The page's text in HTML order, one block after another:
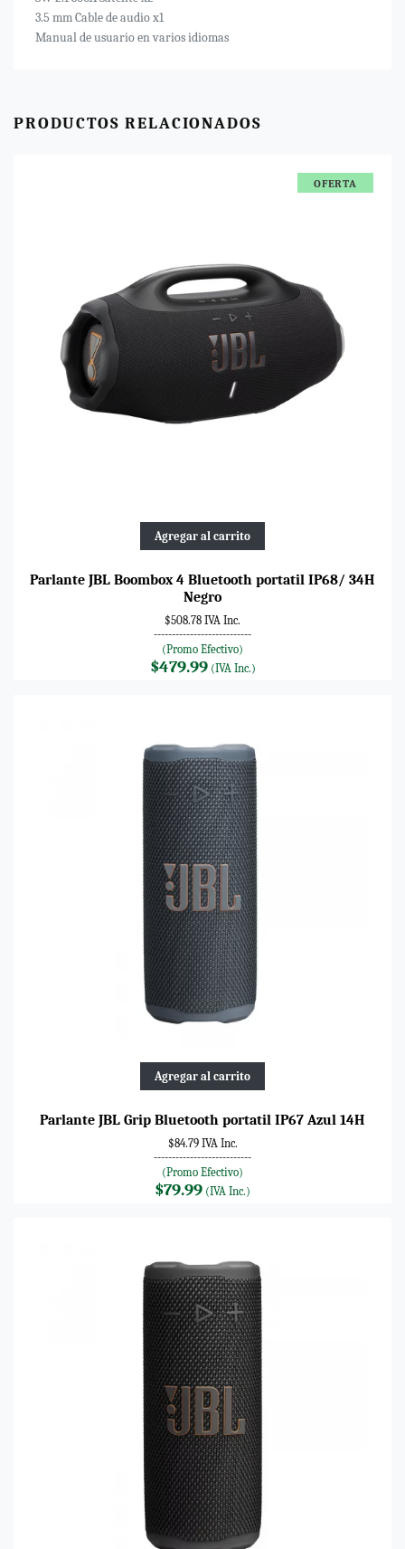
3.5 mm Cable de audio x1
Manual de usuario en varios idiomas
PRODUCTOS RELACIONADOS
OFERTA
Agregar al carrito
Parlante JBL Boombox 4 Bluetooth portatil IP68/ 34H
Negro
$508.78 IVA Inc.
---------------------------
(Promo Efectivo)
$479.99(IVA Inc.)
Agregar al carrito
Parlante JBL Grip Bluetooth portatil IP67 Azul 14H
$84.79 IVA Inc.
---------------------------
(Promo Efectivo)
$79.99 (IVA Inc.)